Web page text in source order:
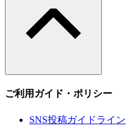
ご利用ガイド・ポリシー
SNS投稿ガイドライン